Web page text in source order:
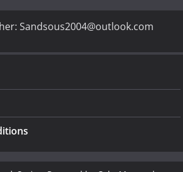
Sandsous2004@outlook.com